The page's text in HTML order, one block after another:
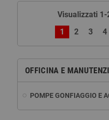
OFFICINA E
POMPE GONFIAGGIO E
Visualizzati
1
2 3 4